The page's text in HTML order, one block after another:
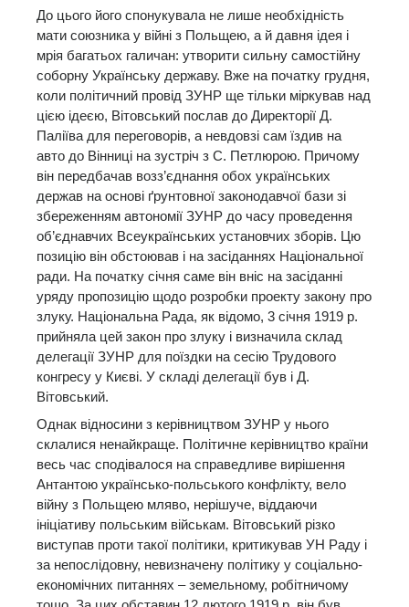
До цього його спонукувала не лише необхідність
мати союзника у війні з Польщею, а й давня ідея і
мрія багатьох галичан: утворити сильну самостійну
соборну Українську державу. Вже на початку грудня,
коли політичний провід ЗУНР ще тільки міркував над
цією ідеєю, Вітовський послав до Директорії Д.
Паліїва для переговорів, а невдовзі сам їздив на
авто до Вінниці на зустріч з С. Петлюрою. Причому
він передбачав возз’єднання обох українських
держав на основі ґрунтовної законодавчої бази зі
збереженням автономії ЗУНР до часу проведення
об’єднавчих Всеукраїнських установчих зборів. Цю
позицію він обстоював і на засіданнях Національної
ради. На початку січня саме він вніс на засіданні
уряду пропозицію щодо розробки проекту закону про
злуку. Національна Рада, як відомо, 3 січня 1919 р.
прийняла цей закон про злуку і визначила склад
делегації ЗУНР для поїздки на сесію Трудового
конгресу у Києві. У складі делегації був і Д.
Вітовський.
Однак відносини з керівництвом ЗУНР у нього
склалися ненайкраще. Політичне керівництво країни
весь час сподівалося на справедливе вирішення
Антантою українсько-польського конфлікту, вело
війну з Польщею мляво, нерішуче, віддаючи
ініціативу польським військам. Вітовський різко
виступав проти такої політики, критикував УН Раду і
за непослідовну, невизначену політику у соціально-
економічних питаннях – земельному, робітничому